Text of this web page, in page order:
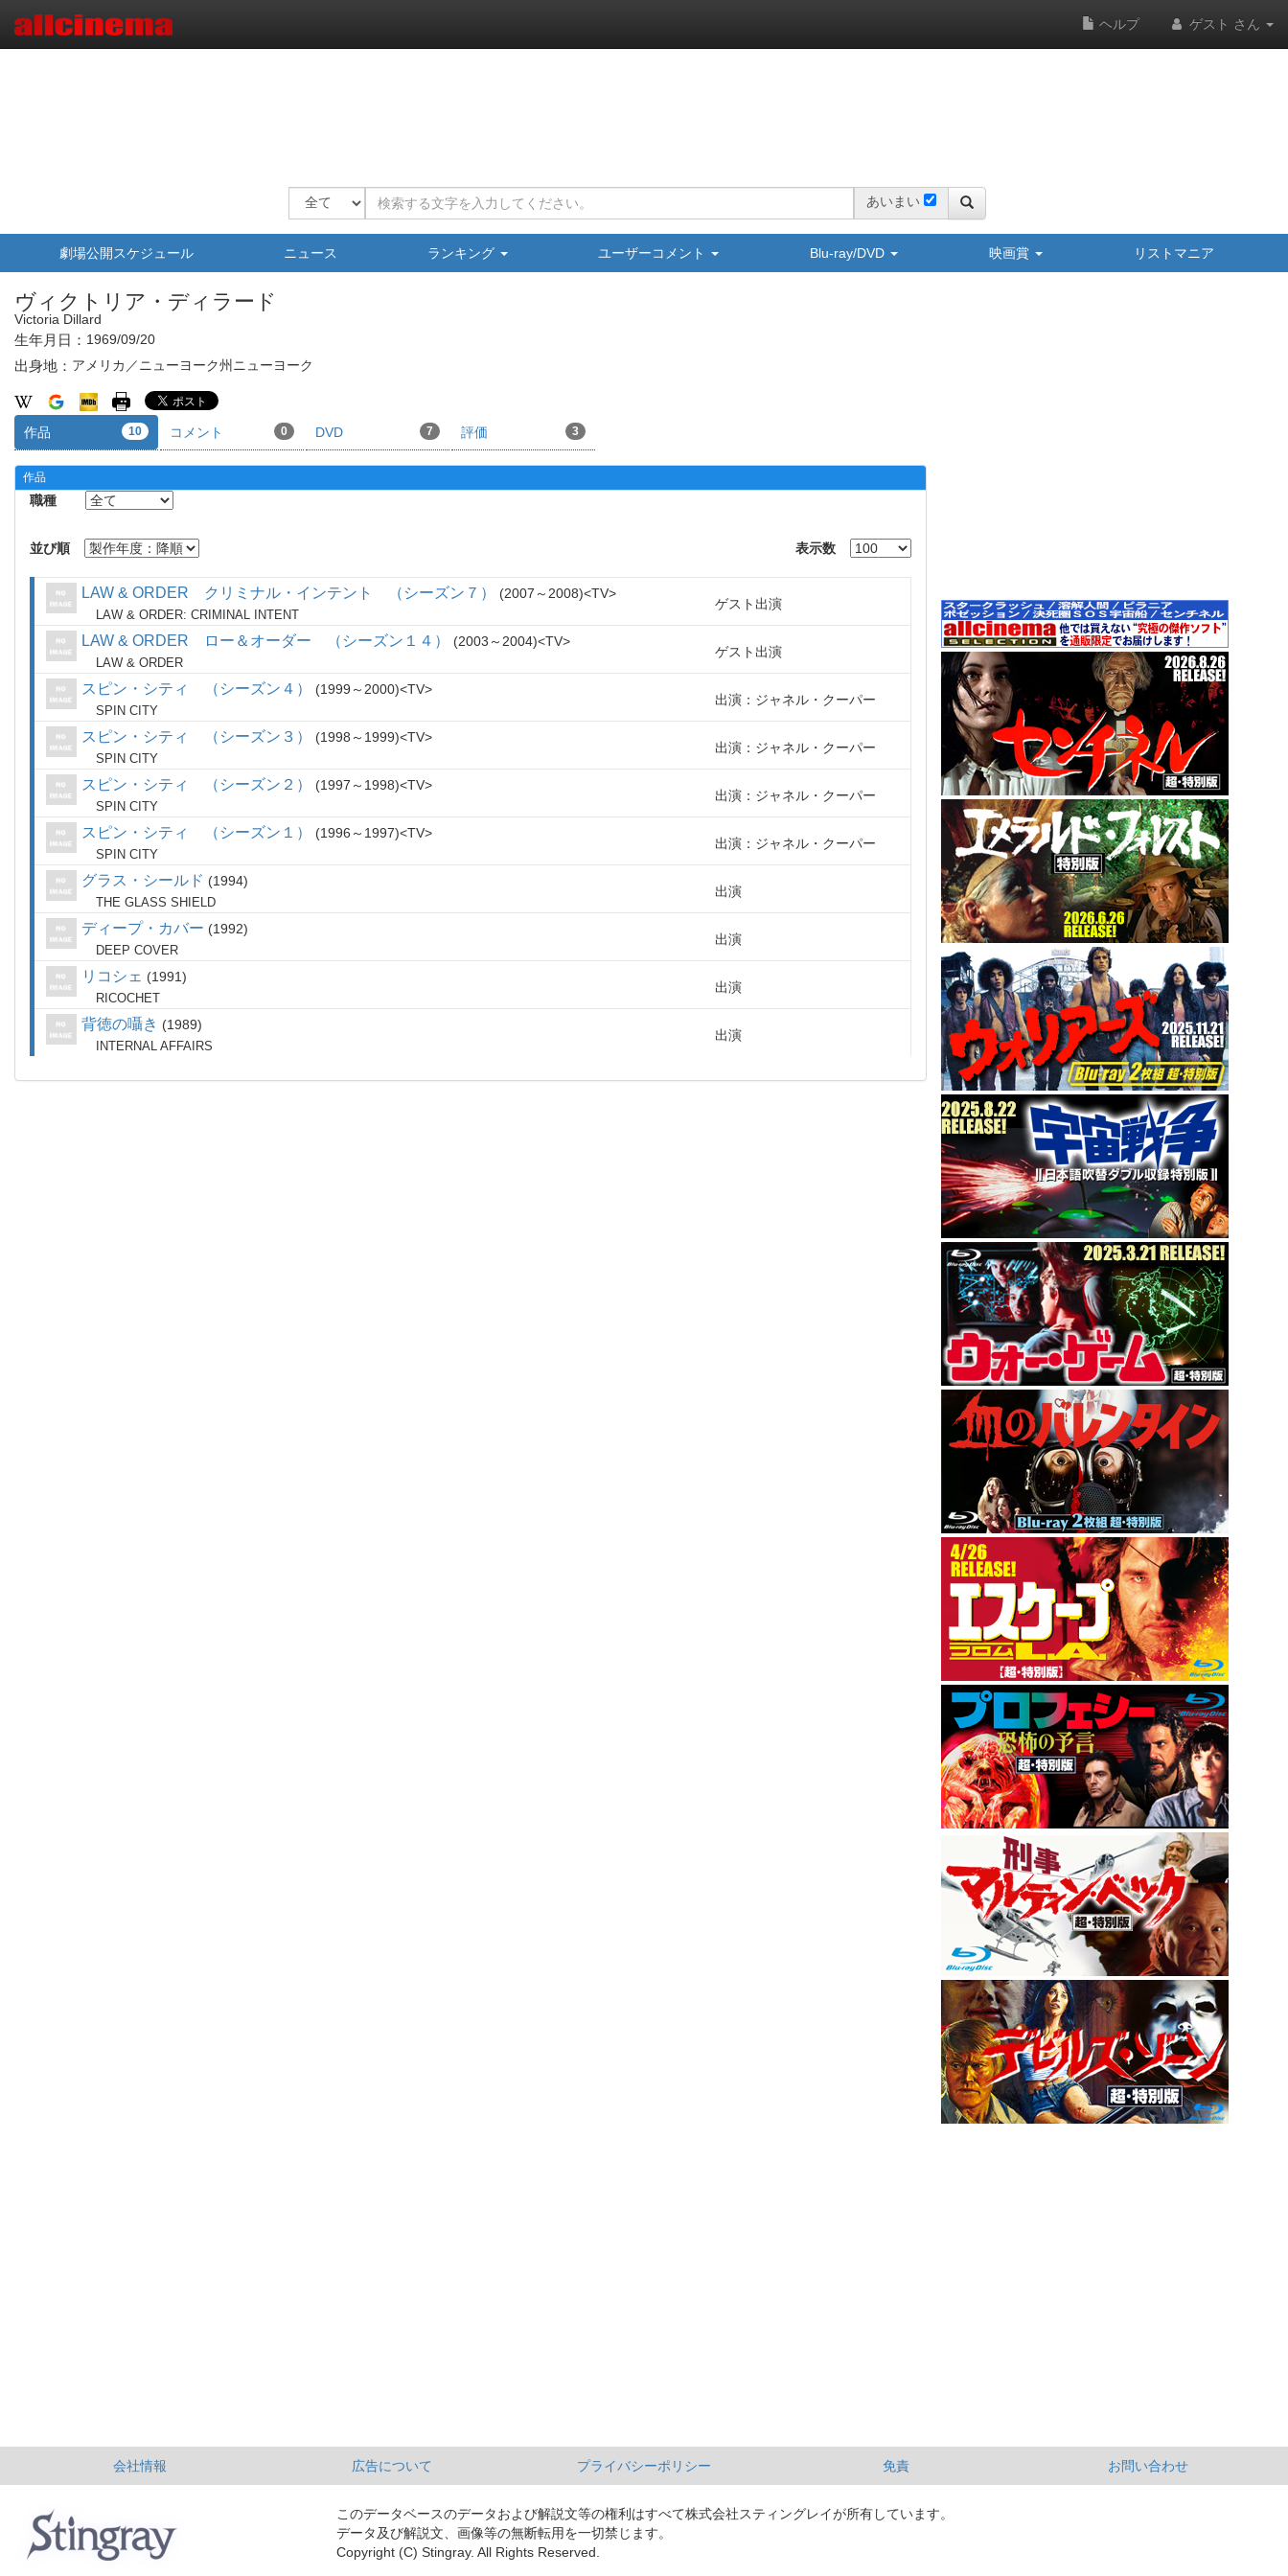
ヘルプ ゲスト さん
あいまい
劇場公開スケジュール ニュース ランキング ユーザーコメント Blu-ray/DVD 映画賞 リストマニア
ヴィクトリア・ディラード
Victoria Dillard
生年月日： 1969/09/20
出身地： アメリカ／ニューヨーク州ニューヨーク
作品 10 コメント 0 DVD 7 評価 3
作品
職種
並び順 表示数
LAW & ORDER クリミナル・インテント （シーズン７） 2007～2008 TV
LAW & ORDER: CRIMINAL INTENT
ゲスト出演
LAW & ORDER ロー＆オーダー （シーズン１４） 2003～2004 TV
LAW & ORDER
ゲスト出演
スピン・シティ （シーズン４） 1999～2000 TV
SPIN CITY
出演：ジャネル・クーパー
スピン・シティ （シーズン３） 1998～1999 TV
SPIN CITY
出演：ジャネル・クーパー
スピン・シティ （シーズン２） 1997～1998 TV
SPIN CITY
出演：ジャネル・クーパー
スピン・シティ （シーズン１） 1996～1997 TV
SPIN CITY
出演：ジャネル・クーパー
グラス・シールド 1994
THE GLASS SHIELD
出演
ディープ・カバー 1992
DEEP COVER
出演
リコシェ 1991
RICOCHET
出演
背徳の囁き 1989
INTERNAL AFFAIRS
出演
会社情報 広告について プライバシーポリシー 免責 お問い合わせ
このデータベースのデータおよび解説文等の権利はすべて株式会社スティングレイが所有しています。
データ及び解説文、画像等の無断転用を一切禁じます。
Copyright (C) Stingray. All Rights Reserved.